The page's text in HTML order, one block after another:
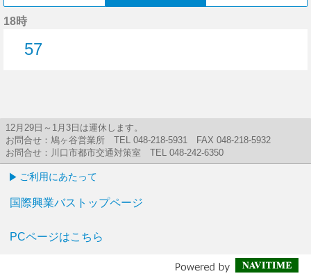
18時
57
12月29日～1月3日は運休します。
お問合せ：鳩ヶ谷営業所 TEL 048-218-5931 FAX 048-218-5932
お問合せ：川口市都市交通対策室 TEL 048-242-6350
ご利用にあたって
国際興業バストップページ
PCページはこちら